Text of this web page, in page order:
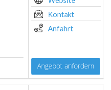
Kontakt
Anfahrt
Angebot anfordern